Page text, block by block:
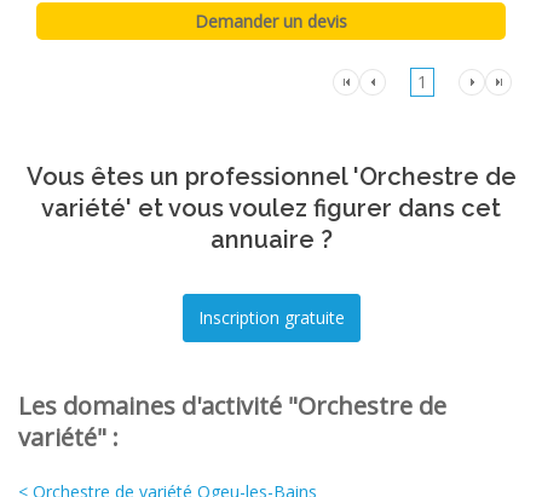
1
Vous êtes un professionnel 'Orchestre de
variété' et vous voulez figurer dans cet
annuaire ?
Les domaines d'activité "Orchestre de
variété" :
< Orchestre de variété Ogeu-les-Bains